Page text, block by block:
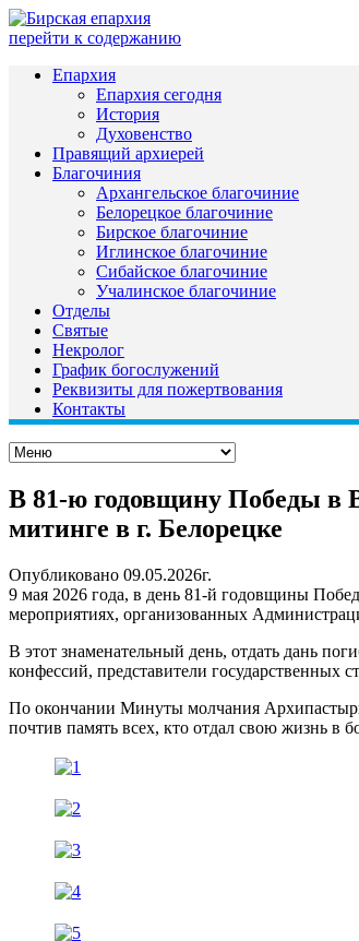
перейти к содержанию
Епархия
Епархия сегодня
История
Духовенство
Правящий архиерей
Благочиния
Архангельское благочиние
Белорецкое благочиние
Бирское благочиние
Иглинское благочиние
Сибайское благочиние
Учалинское благочиние
Отделы
Святые
Некролог
График богослужений
Реквизиты для пожертвования
Контакты
В 81-ю годовщину Победы в
митинге в г. Белорецке
Опубликовано 09.05.2026г.
9 мая 2026 года, в день 81-й годовщины
мероприятиях, организованных
В этот знаменательный день, отдать дань
конфессий, представители государственных
По окончании Минуты молчания
почтив память всех, кто отдал свою жизнь в